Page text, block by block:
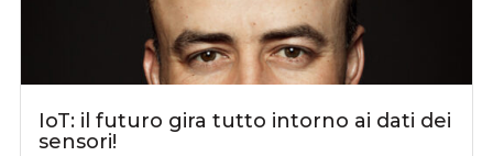
IoT: il futuro gira tutto intorno ai dati dei
sensori!